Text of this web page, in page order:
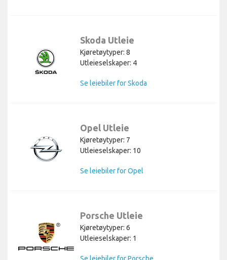
Skoda Utleie
Kjøretøytyper: 8
Utleieselskaper: 4
Se leiebiler for Skoda
Opel Utleie
Kjøretøytyper: 7
Utleieselskaper: 10
Se leiebiler for Opel
Porsche Utleie
Kjøretøytyper: 6
Utleieselskaper: 1
Se leiebiler for Porsche